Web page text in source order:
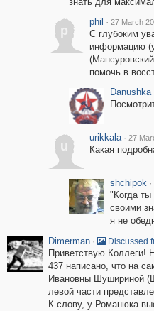
p
phil · 27 March
С глубоким
информацию
помочь в
Danushka
u
urikkala · 27
Какая
shchipok ·
"Когда
своими
я не
Dimerman · Discussed
Приветствую Коллеги!
437 написано, что на
Ивановны Шушириной
левой части
К слову, у Романюка